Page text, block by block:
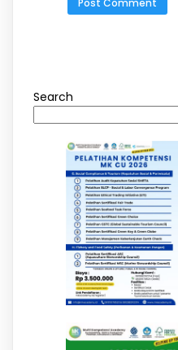
Search